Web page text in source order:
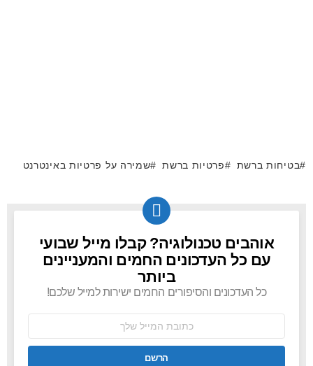
בטיחות ברשת פרטיות ברשת שמירה על פרטיות באינטרנט
NEWSLETTER
אוהבים טכנולוגיה? קבלו מייל שבועי
עם כל העדכונים החמים והמעניינים
ביותר
כל העדכונים והסיפורים החמים ישירות למייל שלכם!